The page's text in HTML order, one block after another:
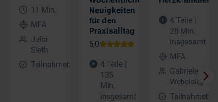
11 Min.
MFA
Julia
Sieth
Teilnahmebescheinigung
Neuigkeiten
für den
Praxisalltag
4 Teile |
135
Min.
insgesamt
4 Teile |
28 Min.
insgesamt
MFA
Gabriele
Webelsiep